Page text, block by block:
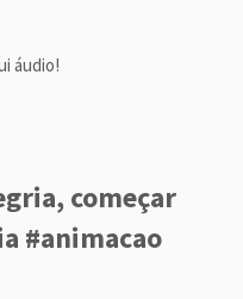
áudio!
começar
#animacao